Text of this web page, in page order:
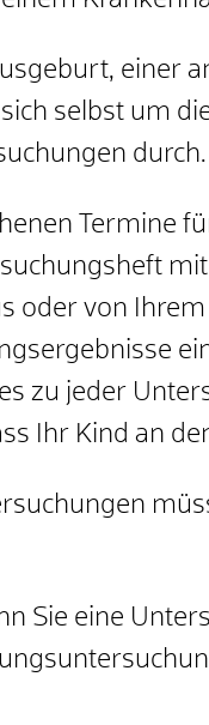
einer
selbst um
Termine
oder von
zu jeder
Ihr Kind an
Sie eine